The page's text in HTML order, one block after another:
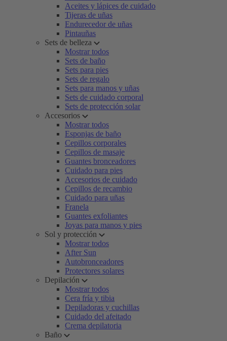
Aceites y lápices de cuidado
Tijeras de uñas
Endurecedor de uñas
Pintauñas
Sets de belleza
Mostrar todos
Sets de baño
Sets para pies
Sets de regalo
Sets para manos y uñas
Sets de cuidado corporal
Sets de protección solar
Accesorios
Mostrar todos
Esponjas de baño
Cepillos corporales
Cepillos de masaje
Guantes bronceadores
Cuidado para pies
Accesorios de cuidado
Cepillos de recambio
Cuidado para uñas
Franela
Guantes exfoliantes
Joyas para manos y pies
Sol y protección
Mostrar todos
After Sun
Autobronceadores
Protectores solares
Depilación
Mostrar todos
Cera fría y tibia
Depiladoras y cuchillas
Cuidado del afeitado
Crema depilatoria
Baño